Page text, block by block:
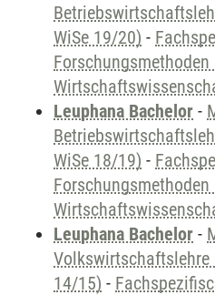
WiSe 19/20) -
Leuphana Bachelor -
WiSe 18/19) -
Leuphana Bachelor -
Volkswirtschaftslehre
14/15) -